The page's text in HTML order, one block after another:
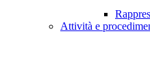
Attività e